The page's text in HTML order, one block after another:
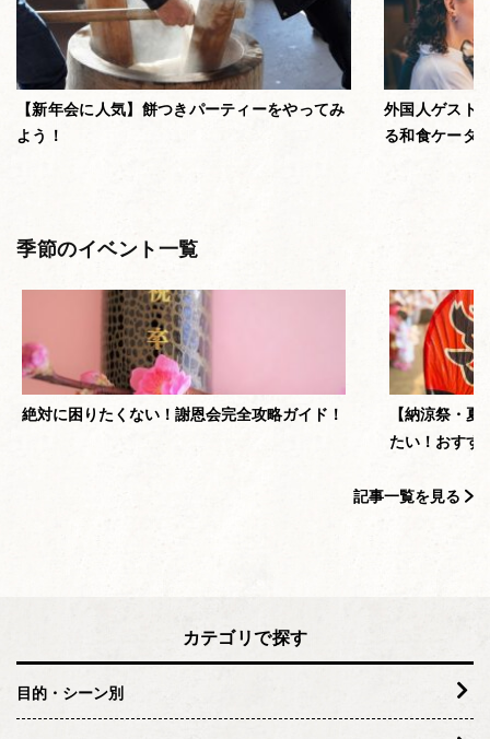
【新年会に人気】餅つきパーティーをやってみ
よう！
外国人ゲスト
る和食ケータ
季節のイベント一覧
絶対に困りたくない！謝恩会完全攻略ガイド！
【納涼祭・
たい！おすす
記事一覧を見る
カテゴリで探す
目的・シーン別